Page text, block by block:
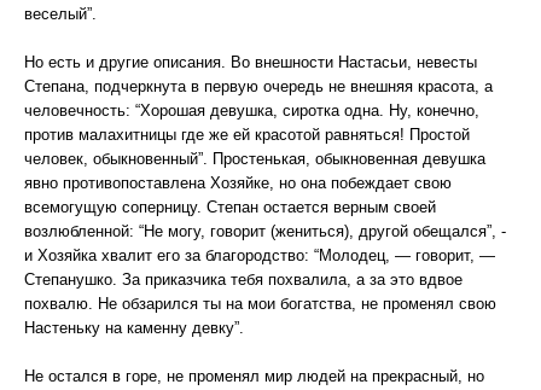
веселый”.
Но есть и другие описания. Во внешности Настасьи, невесты
Степана, подчеркнута в первую очередь не внешняя красота, а
человечность: “Хорошая девушка, сиротка одна. Ну, конечно,
против малахитницы где же ей красотой равняться! Простой
человек, обыкновенный”. Простенькая, обыкновенная девушка
явно противопоставлена Хозяйке, но она побеждает свою
всемогущую соперницу. Степан остается верным своей
возлюбленной: “Не могу, говорит (жениться), другой обещался”, -
и Хозяйка хвалит его за благородство: “Молодец, — говорит, —
Степанушко. За приказчика тебя похвалила, а за это вдвое
похвалю. Не обзарился ты на мои богатства, не променял свою
Настеньку на каменну девку”.
Не остался в горе, не променял мир людей на прекрасный, но